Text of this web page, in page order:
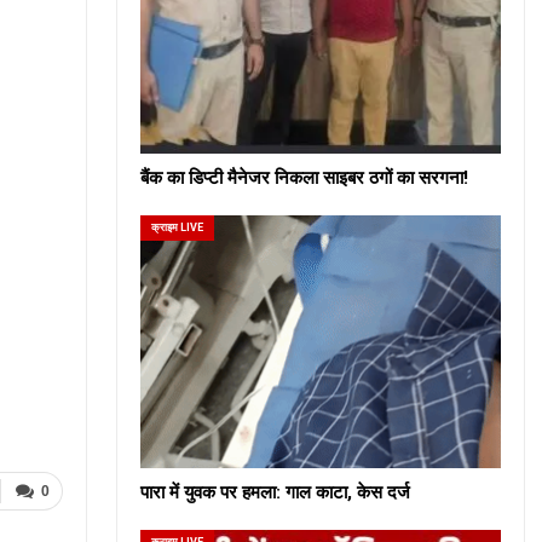
0
बैंक का डिप्टी मैनेजर निकला साइबर ठगों का सरगना!
क्राइम LIVE
पारा में युवक पर हमला: गाल काटा, केस दर्ज